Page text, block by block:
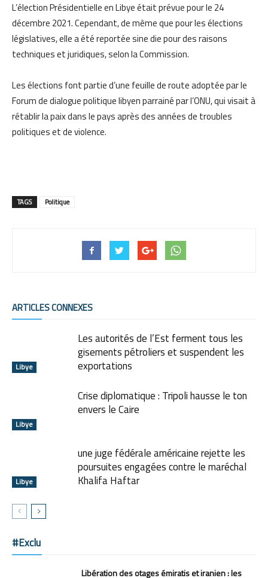
L’élection Présidentielle en Libye était prévue pour le 24
décembre 2021. Cependant, de même que pour les élections
législatives, elle a été reportée sine die pour des raisons
techniques et juridiques, selon la Commission.
Les élections font partie d’une feuille de route adoptée par le
Forum de dialogue politique libyen parrainé par l’ONU, qui visait à
rétablir la paix dans le pays après des années de troubles
politiques et de violence.
TAGS Politique
ARTICLES CONNEXES
Libye
Les autorités de l’Est ferment tous les
gisements pétroliers et suspendent les
exportations
Libye
Crise diplomatique : Tripoli hausse le ton
envers le Caire
Libye
une juge fédérale américaine rejette les
poursuites engagées contre le maréchal
Khalifa Haftar
#Exclu
Libération des otages émiratis et iranien : les